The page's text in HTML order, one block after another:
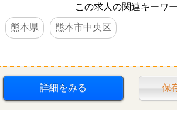
この求人の関連キーワ
熊本県
熊本市中央区
詳細をみる 保